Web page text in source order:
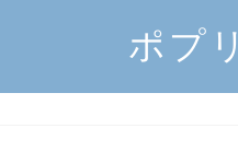
ポプリ